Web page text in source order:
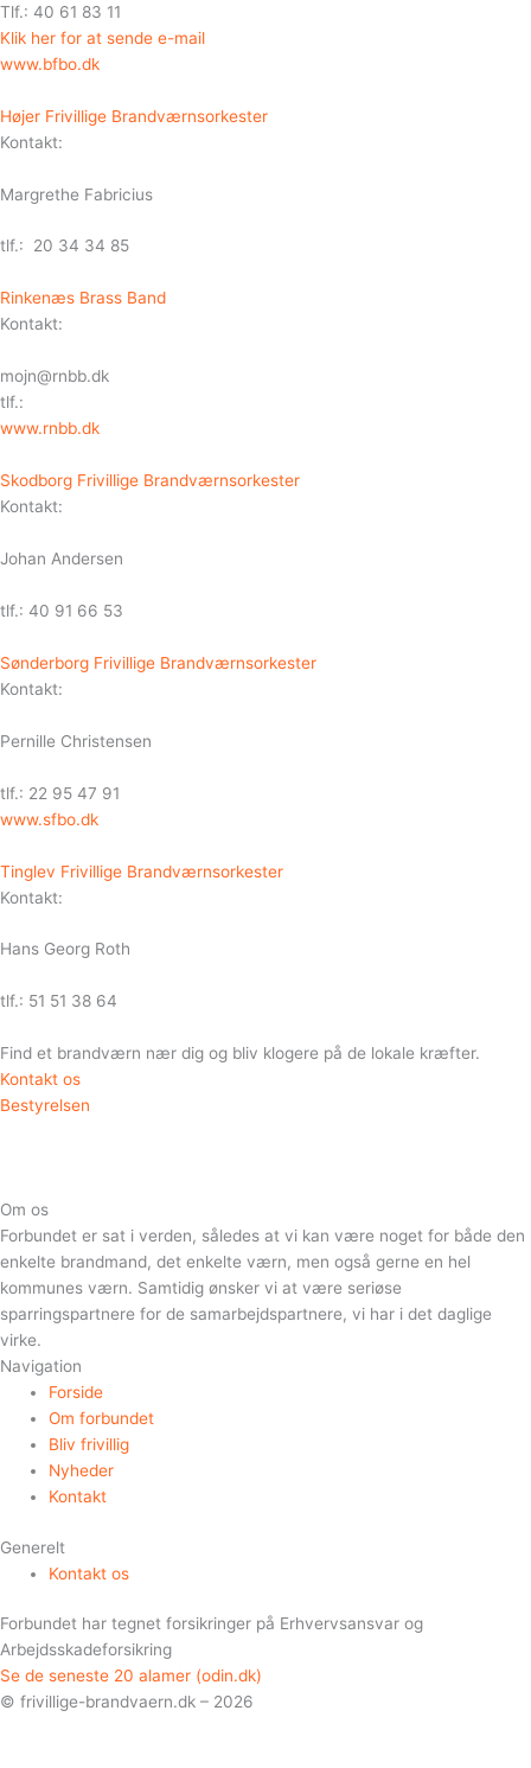
Tlf.: 40 61 83 11
Klik her for at sende e-mail
www.bfbo.dk
Højer Frivillige Brandværnsorkester
Kontakt:
Margrethe Fabricius
tlf.: 20 34 34 85
Rinkenæs Brass Band
Kontakt:
mojn@rnbb.dk
tlf.:
www.rnbb.dk
Skodborg Frivillige Brandværnsorkester
Kontakt:
Johan Andersen
tlf.: 40 91 66 53
Sønderborg Frivillige Brandværnsorkester
Kontakt:
Pernille Christensen
tlf.: 22 95 47 91
www.sfbo.dk
Tinglev Frivillige Brandværnsorkester
Kontakt:
Hans Georg Roth
tlf.: 51 51 38 64
Find et brandværn nær dig og bliv klogere på de lokale kræfter.
Kontakt os
Bestyrelsen
Om os
Forbundet er sat i verden, således at vi kan være noget for både den
enkelte brandmand, det enkelte værn, men også gerne en hel
kommunes værn. Samtidig ønsker vi at være seriøse
sparringspartnere for de samarbejdspartnere, vi har i det daglige
virke.
Navigation
Forside
Om forbundet
Bliv frivillig
Nyheder
Kontakt
Generelt
Kontakt os
Forbundet har tegnet forsikringer på Erhvervsansvar og
Arbejdsskadeforsikring
Se de seneste 20 alamer (odin.dk)
© frivillige-brandvaern.dk – 2026